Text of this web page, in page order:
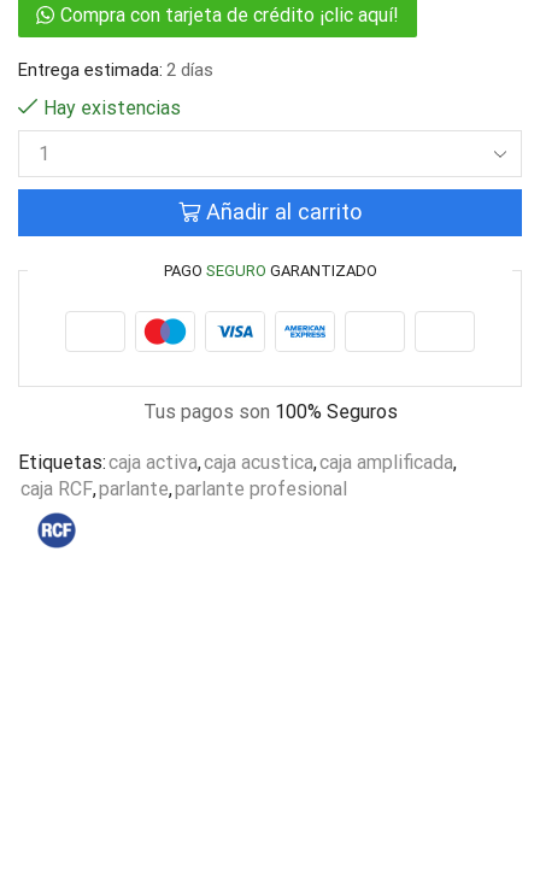
Compra con tarjeta de crédito ¡clic aquí!
Entrega estimada: 2 días
Hay existencias
Añadir al carrito
PAGO SEGURO GARANTIZADO
Tus pagos son 100% Seguros
Etiquetas:caja activa,caja acustica,caja amplificada,
caja RCF,parlante,parlante profesional